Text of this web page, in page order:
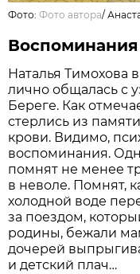
Фото:Фото автора/
Наталья Тимохова
лично общалась с
Береге. Как
стерлись из
крови. Видимо,
воспоминания.
помнят не менее
в неволе. Помнят,
холодной воде
за поездом,
родины, бежали
дочерей
и детский плач…